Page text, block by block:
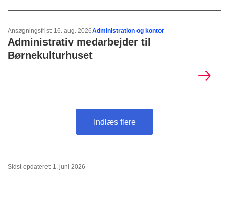
Ansøgningsfrist: 16. aug. 2026Administration og kontor
Administrativ medarbejder til
Børnekulturhuset
Indlæs flere
Sidst opdateret: 1. juni 2026